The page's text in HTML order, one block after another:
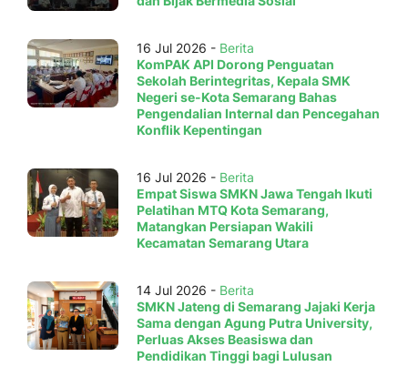
16 Jul 2026 - Berita
KomPAK API Dorong Penguatan
Sekolah Berintegritas, Kepala SMK
Negeri se-Kota Semarang Bahas
Pengendalian Internal dan Pencegahan
Konflik Kepentingan
16 Jul 2026 - Berita
Empat Siswa SMKN Jawa Tengah Ikuti
Pelatihan MTQ Kota Semarang,
Matangkan Persiapan Wakili
Kecamatan Semarang Utara
14 Jul 2026 - Berita
SMKN Jateng di Semarang Jajaki Kerja
Sama dengan Agung Putra University,
Perluas Akses Beasiswa dan
Pendidikan Tinggi bagi Lulusan